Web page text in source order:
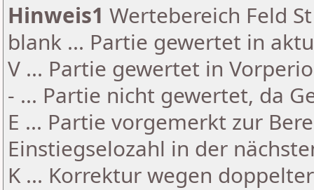
Hinweis1 Wertebereich Feld
blank ... Partie gewertet in
V ... Partie gewertet in
- ... Partie nicht gewertet, da
E ... Partie vorgemerkt zur
Einstiegselozahl in der
K ... Korrektur wegen